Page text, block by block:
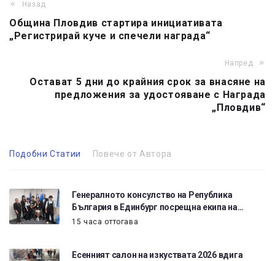
Назад
Община Пловдив стартира инициативата
„Регистрирай куче и спечели награда“
Напред
Остават 5 дни до крайния срок за внасяне на
предложения за удостояване с Награда
„Пловдив“
Подобни Статии Повече от Автора
Генералното консулство на Република
България в Единбург посрещна екипа на…
15 часа оттогава
Есенният салон на изкуствата 2026 вдига